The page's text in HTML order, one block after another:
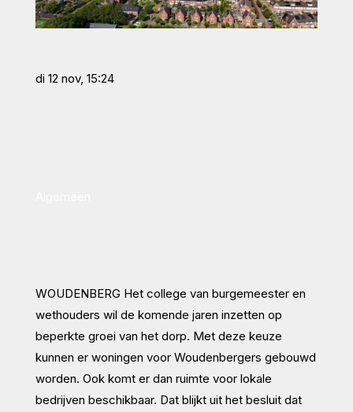
di 12 nov, 15:24
WOUDENBERG Het college van burgemeester en
wethouders wil de komende jaren inzetten op
beperkte groei van het dorp. Met deze keuze
kunnen er woningen voor Woudenbergers gebouwd
worden. Ook komt er dan ruimte voor lokale
bedrijven beschikbaar. Dat blijkt uit het besluit dat